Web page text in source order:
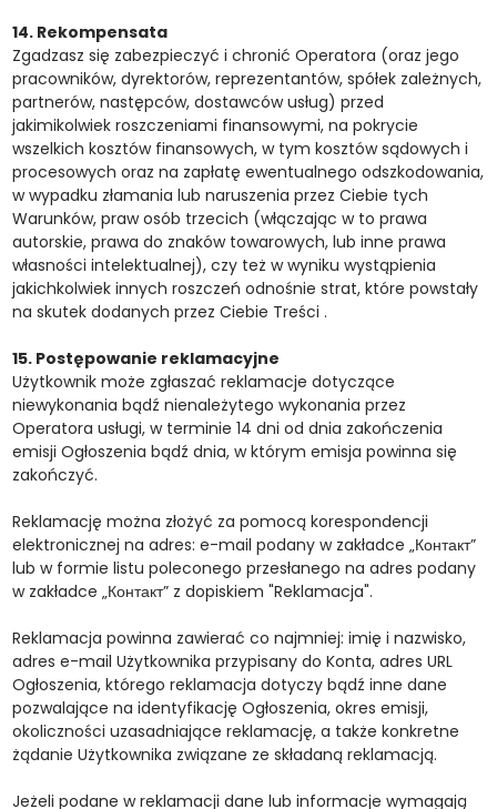
14. Rekompensata
Zgadzasz się zabezpieczyć i chronić Operatora (oraz jego
pracowników, dyrektorów, reprezentantów, spółek zależnych,
partnerów, następców, dostawców usług) przed
jakimikolwiek roszczeniami finansowymi, na pokrycie
wszelkich kosztów finansowych, w tym kosztów sądowych i
procesowych oraz na zapłatę ewentualnego odszkodowania,
w wypadku złamania lub naruszenia przez Ciebie tych
Warunków, praw osób trzecich (włączając w to prawa
autorskie, prawa do znaków towarowych, lub inne prawa
własności intelektualnej), czy też w wyniku wystąpienia
jakichkolwiek innych roszczeń odnośnie strat, które powstały
na skutek dodanych przez Ciebie Treści .
15. Postępowanie reklamacyjne
Użytkownik może zgłaszać reklamacje dotyczące
niewykonania bądź nienależytego wykonania przez
Operatora usługi, w terminie 14 dni od dnia zakończenia
emisji Ogłoszenia bądź dnia, w którym emisja powinna się
zakończyć.
Reklamację można złożyć za pomocą korespondencji
elektronicznej na adres: e-mail podany w zakładce „Контакт”
lub w formie listu poleconego przesłanego na adres podany
w zakładce „Контакт” z dopiskiem "Reklamacja".
Reklamacja powinna zawierać co najmniej: imię i nazwisko,
adres e-mail Użytkownika przypisany do Konta, adres URL
Ogłoszenia, którego reklamacja dotyczy bądź inne dane
pozwalające na identyfikację Ogłoszenia, okres emisji,
okoliczności uzasadniające reklamację, a także konkretne
żądanie Użytkownika związane ze składaną reklamacją.
Jeżeli podane w reklamacji dane lub informacje wymagają